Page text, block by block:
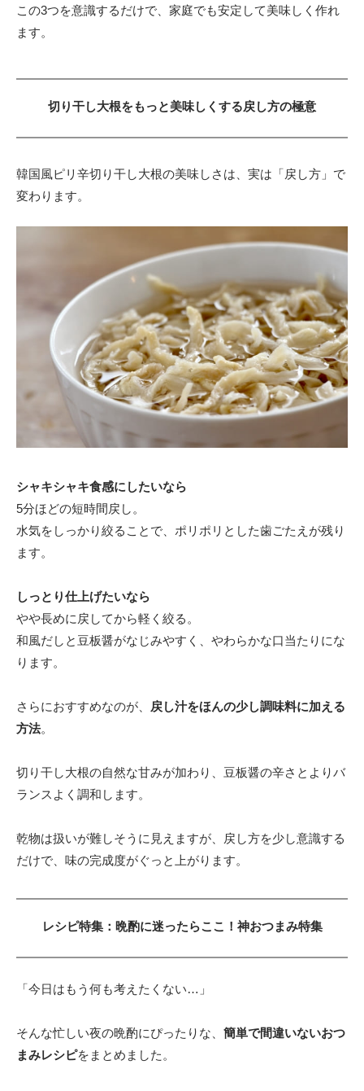
この3つを意識するだけで、家庭でも安定して美味しく作れ
ます。
切り干し大根をもっと美味しくする戻し方の極意
韓国風ピリ辛切り干し大根の美味しさは、実は「戻し方」で
変わります。
シャキシャキ食感にしたいなら
5分ほどの短時間戻し。
水気をしっかり絞ることで、ポリポリとした歯ごたえが残り
ます。
しっとり仕上げたいなら
やや長めに戻してから軽く絞る。
和風だしと豆板醤がなじみやすく、やわらかな口当たりにな
ります。
さらにおすすめなのが、 戻し汁をほんの少し調味料に加える
方法。
切り干し大根の自然な甘みが加わり、豆板醤の辛さとよりバ
ランスよく調和します。
乾物は扱いが難しそうに見えますが、戻し方を少し意識する
だけで、味の完成度がぐっと上がります。
レシピ特集：晩酌に迷ったらここ！神おつまみ特集
「今日はもう何も考えたくない…」
そんな忙しい夜の晩酌にぴったりな、 簡単で間違いないおつ
まみレシピをまとめました。